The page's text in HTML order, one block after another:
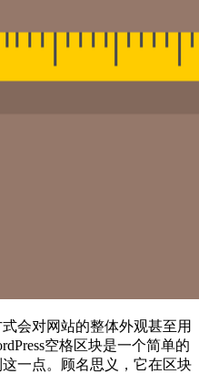
会对网站的整体外观甚至用
空格区块是一个简单的
一点。顾名思义，它在区块